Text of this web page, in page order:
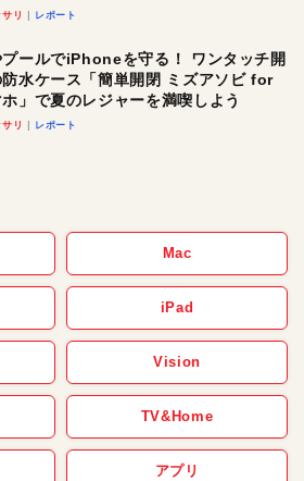
おしゃれに充電したい人にオスス
リ レポート
ールでiPhoneを守る！ ワンタッチ開
防水ケース「簡単開閉 ミズアソビ for
ホ」で夏のレジャーを満喫しよう
リ レポート
Mac
iPad
Vision
TV&Home
アプリ